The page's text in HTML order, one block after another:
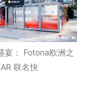
宴： Fotona欧洲之
联名快